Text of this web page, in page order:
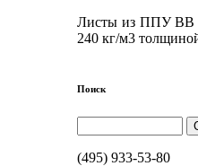
Листы из ППУ ВВ
240 кг/м3
Поиск
(495) 933-53-80